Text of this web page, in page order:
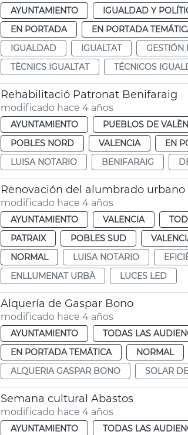
AYUNTAMIENTO IGUALDAD Y
EN PORTADA
EN PORTADA
IGUALDAD
IGUALTAT GESTIÓN
TÈCNICS IGUALTAT
TÉCNICOS
Rehabilitació Patronat Benifaraig
modificado hace 4 años
AYUNTAMIENTO PUEBLOS DE
POBLES NORD
VALENCIA EN
LUISA NOTARIO
BENIFARAIG
Renovación del alumbrado urbano
modificado hace 4 años
AYUNTAMIENTO VALENCIA
PATRAIX
POBLES SUD
NORMAL
LUISA NOTARIO
ENLLUMENAT URBÀ
LUCES LED
Alquería de Gaspar Bono
modificado hace 4 años
AYUNTAMIENTO TODAS LAS
EN PORTADA TEMÁTICA
NORMAL
ALQUERIA GASPAR BONO
SOLAR
Semana cultural Abastos
modificado hace 4 años
AYUNTAMIENTO TODAS LAS